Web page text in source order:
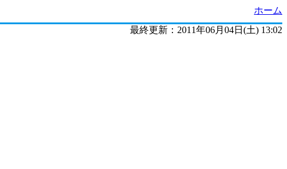
ホーム
最終更新：2011年06月04日(土) 13:02